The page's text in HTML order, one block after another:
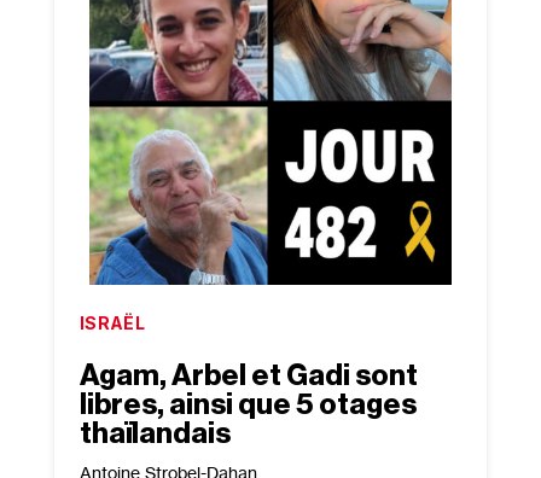
ISRAËL
Agam, Arbel et Gadi sont
libres, ainsi que 5 otages
thaïlandais
Antoine Strobel-Dahan